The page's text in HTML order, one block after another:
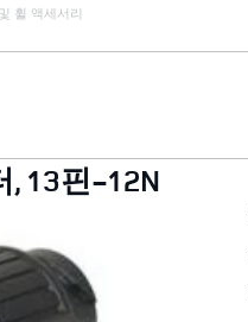
휠 액세서리
, 13핀-12N